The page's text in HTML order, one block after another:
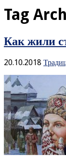
Tag
Как жили
20.10.2018